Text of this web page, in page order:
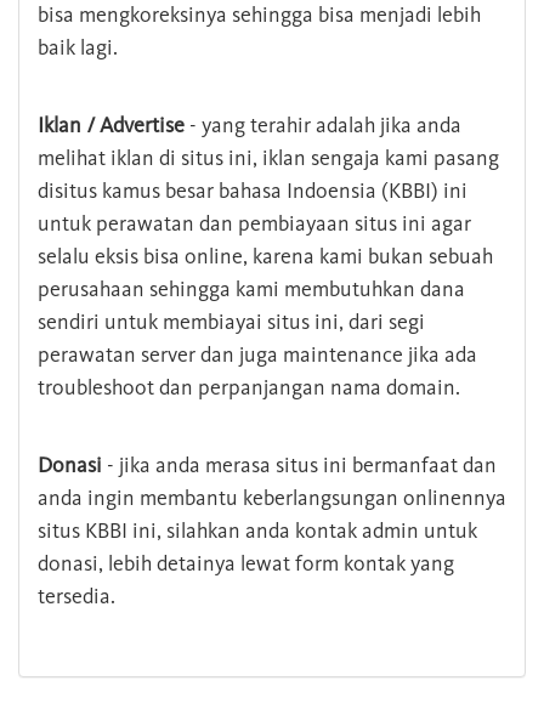
bisa mengkoreksinya sehingga bisa menjadi lebih
baik lagi.
Iklan / Advertise - yang terahir adalah jika anda
melihat iklan di situs ini, iklan sengaja kami pasang
disitus kamus besar bahasa Indoensia (KBBI) ini
untuk perawatan dan pembiayaan situs ini agar
selalu eksis bisa online, karena kami bukan sebuah
perusahaan sehingga kami membutuhkan dana
sendiri untuk membiayai situs ini, dari segi
perawatan server dan juga maintenance jika ada
troubleshoot dan perpanjangan nama domain.
Donasi - jika anda merasa situs ini bermanfaat dan
anda ingin membantu keberlangsungan onlinennya
situs KBBI ini, silahkan anda kontak admin untuk
donasi, lebih detainya lewat form kontak yang
tersedia.